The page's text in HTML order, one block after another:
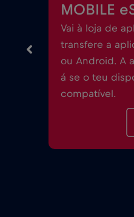
MOBILE
Vai à loja de
transfere a
ou Android. A
á se o teu
compatível.